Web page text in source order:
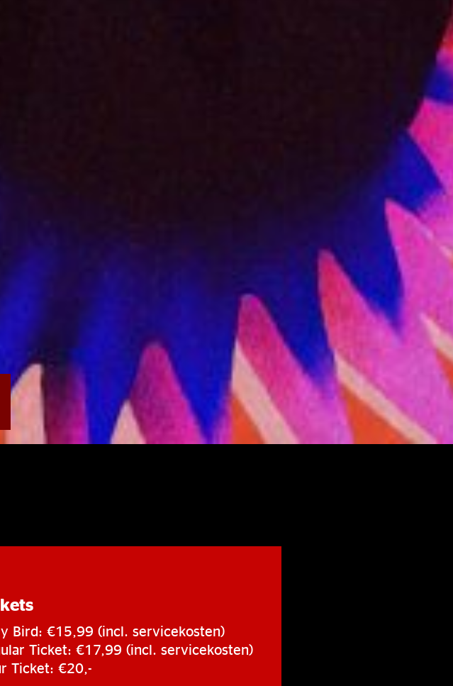
Bird: €15,99 (incl. servicekosten)
Ticket: €17,99 (incl. servicekosten)
Ticket: €20,-